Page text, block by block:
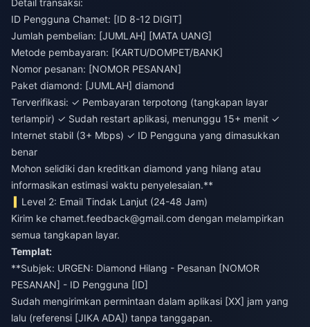
ID Pengguna Chamet: [ID 8-12 DIGIT]
Jumlah pembelian: [JUMLAH] [MATA UANG]
Metode pembayaran: [KARTU/DOMPET/BANK]
Nomor pesanan: [NOMOR PESANAN]
Paket diamond: [JUMLAH] diamond
Terverifikasi: ✓ Pembayaran terpotong (tangkapan layar
terlampir) ✓ Sudah restart aplikasi, menunggu 15+ menit ✓
Internet stabil (3+ Mbps) ✓ ID Pengguna yang dimasukkan
benar
Mohon selidiki dan kreditkan diamond yang hilang atau
informasikan estimasi waktu penyelesaian.**
Level 2: Email Tindak Lanjut (24-48 Jam)
Kirim ke chamet.feedback@gmail.com dengan melampirkan
semua tangkapan layar.
Templat:
**Subjek: URGEN: Diamond Hilang - Pesanan [NOMOR
PESANAN] - ID Pengguna [ID]
Sudah mengirimkan permintaan dalam aplikasi [XX] jam yang
lalu (referensi [JIKA ADA]) tanpa tanggapan.